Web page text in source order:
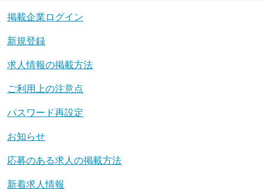
掲載企業ログイン
新規登録
求人情報の掲載方法
ご利用上の注意点
パスワード再設定
お知らせ
応募のある求人の掲載方法
新着求人情報